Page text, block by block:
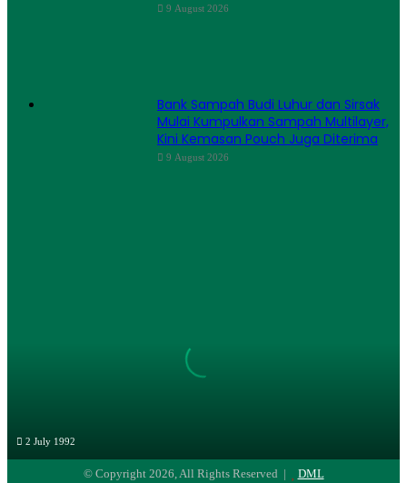
9 August 2026
Bank Sampah Budi Luhur dan Sirsak
Mulai Kumpulkan Sampah Multilayer,
Kini Kemasan Pouch Juga Diterima
9 August 2026
2 July 1992
Daur Ulang Limbah
© Copyright 2026, All Rights Reserved | DML